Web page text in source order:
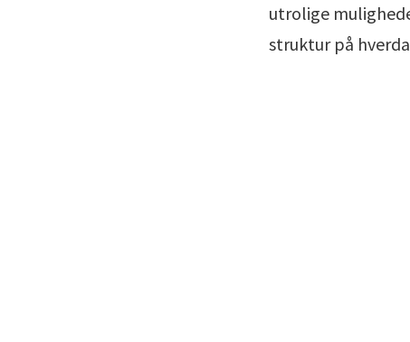
utrolige
struktur på